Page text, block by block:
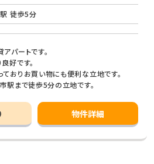
徒歩5分
パートです。
好です。
おりお買い物にも便利な立地です。
駅まで徒歩5分の立地です。
物件詳細